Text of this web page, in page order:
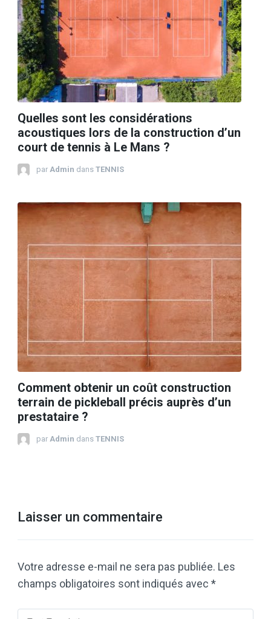
Quelles sont les considérations
acoustiques lors de la construction d’un
court de tennis à Le Mans ?
par Admin dans TENNIS
Comment obtenir un coût construction
terrain de pickleball précis auprès d’un
prestataire ?
par Admin dans TENNIS
Laisser un commentaire
Votre adresse e-mail ne sera pas publiée. Les
champs obligatoires sont indiqués avec *